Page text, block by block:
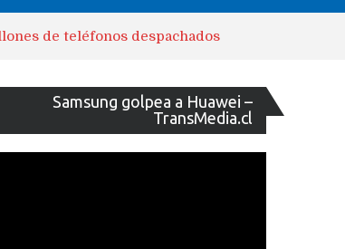
de teléfonos despachados
Samsung golpea a Huawei –
TransMedia.cl
de
vídeo